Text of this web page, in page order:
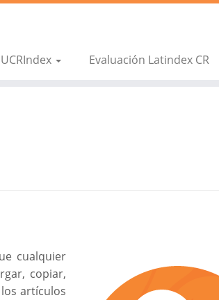
UCRIndex Evaluación Latindex CR
cualquier
copiar,
artículos